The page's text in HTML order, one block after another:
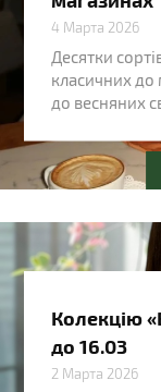
4 Марта 2026
Десятки
класичних до
до весняних
Колекцію
до 16.03
2 Марта 2026